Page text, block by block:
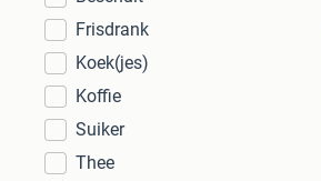
Frisdrank
Koek(jes)
Koffie
Suiker
Thee